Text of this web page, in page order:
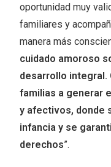
oportunidad muy
familiares y
manera más
cuidado amoroso
desarrollo integral.
familias a generar
y afectivos, donde
infancia y se
derechos”.